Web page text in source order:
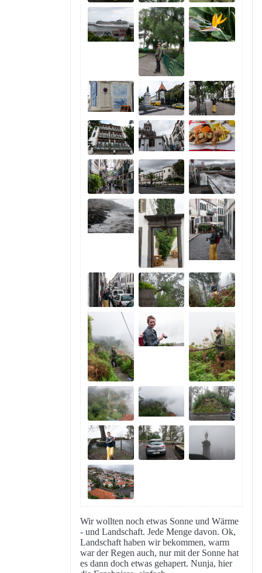
Wir wollten noch etwas Sonne und Wärme
- und Landschaft. Jede Menge davon. Ok,
Landschaft haben wir bekommen, warm
war der Regen auch, nur mit der Sonne hat
es dann doch etwas gehapert. Nunja, hier